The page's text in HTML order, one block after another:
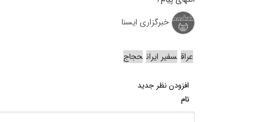
خبرگزاری ایسنا
عراق سفیر ایران حجاج
افزودن نظر جدید
نام